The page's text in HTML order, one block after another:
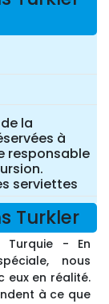
la
à
responsable
serviettes
Turkler
Turquie - En
nous
eux en réalité.
à ce que